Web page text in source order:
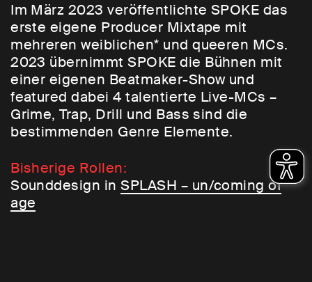
Im März 2023 veröffentlichte SPOKE das
erste eigene Producer Mixtape mit
mehreren weiblichen* und queeren MCs.
2023 übernimmt SPOKE die Bühnen mit
einer eigenen Beatmaker-Show und
featured dabei 4 talentierte Live-MCs –
Grime, Trap, Drill und Bass sind die
bestimmenden Genre Elemente.
Bisherige Rollen:
Sounddesign inSPLASH – un/coming of
age